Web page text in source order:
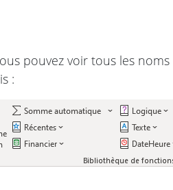
pouvez voir tous les
: